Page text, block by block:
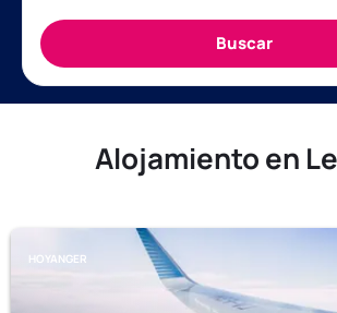
Alojamiento en
HOYANGER